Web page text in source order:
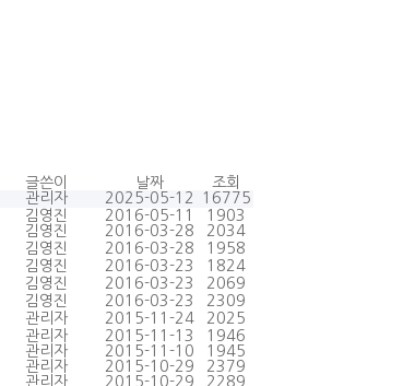
글쓴이 날짜
조회
관리자 2025-05-12
16775
김영진 2016-05-11
1903
김영진 2016-03-28
2034
김영진 2016-03-28
1958
김영진 2016-03-23
1824
김영진 2016-03-23
2069
김영진 2016-03-23
2309
관리자 2015-11-24
2025
관리자 2015-11-13
1946
관리자 2015-11-10
1945
관리자 2015-10-29
2379
관리자 2015-10-29 2289